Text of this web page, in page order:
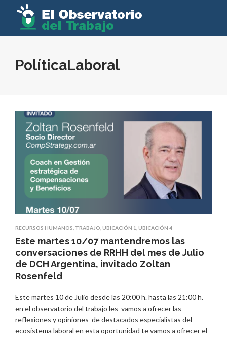
PolíticaLaboral
RECURSOS HUMANOS TRABAJO UBICACIÓN 1 UBICACIÓN 4
Este martes 10/07 mantendremos las
conversaciones de RRHH del mes de Julio
de DCH Argentina, invitado Zoltan
Rosenfeld
Este martes 10 de Julio desde las 20:00 h. hasta las 21:00 h.
en el observatorio del trabajo les vamos a ofrecer las
reflexiones y opiniones de destacados especialistas del
ecosistema laboral en esta oportunidad te vamos a ofrecer el